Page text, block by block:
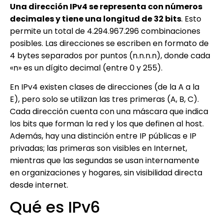
Una dirección IPv4 se representa con números
decimales y tiene una longitud de 32 bits. Esto
permite un total de 4.294.967.296 combinaciones
posibles. Las direcciones se escriben en formato de
4 bytes separados por puntos (n.n.n.n), donde cada
«n» es un dígito decimal (entre 0 y 255).
En IPv4 existen clases de direcciones (de la A a la
E), pero solo se utilizan las tres primeras (A, B, C).
Cada dirección cuenta con una máscara que indica
los bits que forman la red y los que definen al host.
Además, hay una distinción entre IP públicas e IP
privadas; las primeras son visibles en Internet,
mientras que las segundas se usan internamente
en organizaciones y hogares, sin visibilidad directa
desde internet.
Qué es IPv6